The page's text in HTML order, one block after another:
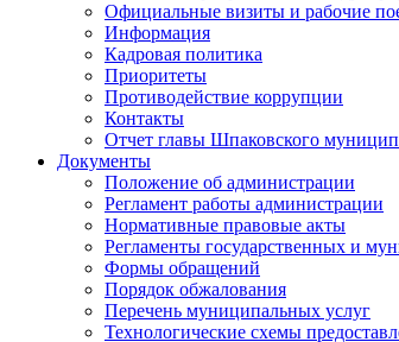
Официальные визиты и рабочие
Информация
Кадровая политика
Приоритеты
Противодействие коррупции
Контакты
Отчет главы Шпаковского
Документы
Положение об администрации
Регламент работы администрации
Нормативные правовые акты
Регламенты государственных и
Формы обращений
Порядок обжалования
Перечень муниципальных услуг
Технологические схемы